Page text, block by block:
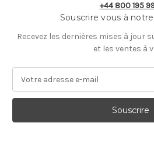
+44 800 195
Souscrire vous à
Recevez les dernières mises à jour
et les ventes à
r
s